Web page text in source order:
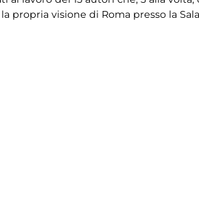
visione di Roma presso la